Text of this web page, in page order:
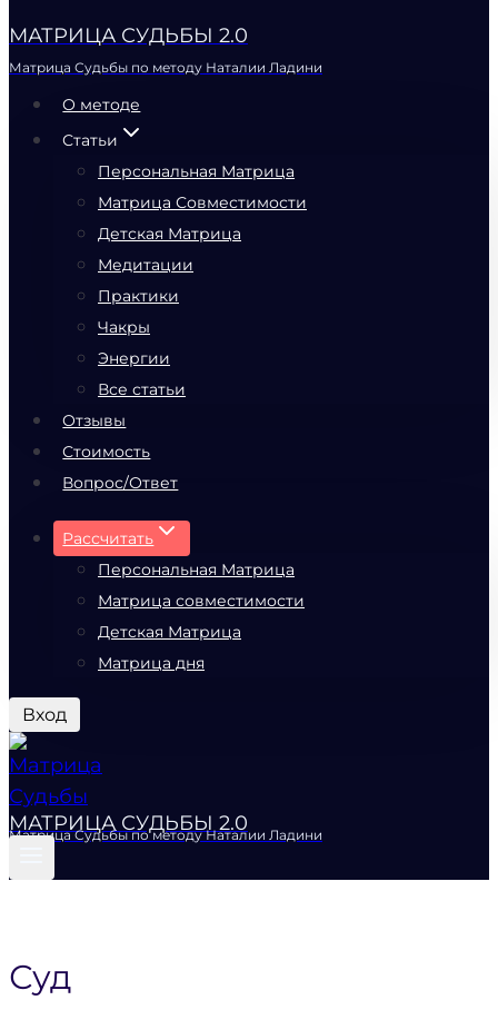
МАТРИЦА СУДЬБЫ 2.0
Матрица Судьбы по методу Наталии Ладини
О методе
Статьи
Персональная Матрица
Матрица Совместимости
Детская Матрица
Медитации
Практики
Чакры
Энергии
Все статьи
Отзывы
Стоимость
Вопрос/Ответ
Рассчитать
Персональная Матрица
Матрица совместимости
Детская Матрица
Матрица дня
Вход
МАТРИЦА СУДЬБЫ 2.0
Матрица Судьбы по методу Наталии Ладини
Суд